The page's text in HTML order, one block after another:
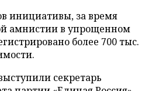
инициативы, за время
амнистии в упрощенном
более 700 тыс.
секретарь